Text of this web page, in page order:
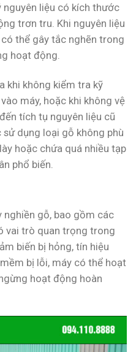
nguyên liệu có kích thước
trơn tru. Khi nguyên liệu
thể gây tắc nghẽn trong
hoạt động.
khi không kiểm tra kỹ
máy, hoặc khi không vệ
tích tụ nguyên liệu cũ
sử dụng loại gỗ không phù
hoặc chứa quá nhiều tạp
phổ biến.
nghiền gỗ, bao gồm các
vai trò quan trọng trong
biến bị hỏng, tín hiệu
bị lỗi, máy có thể hoạt
hoạt động hoàn